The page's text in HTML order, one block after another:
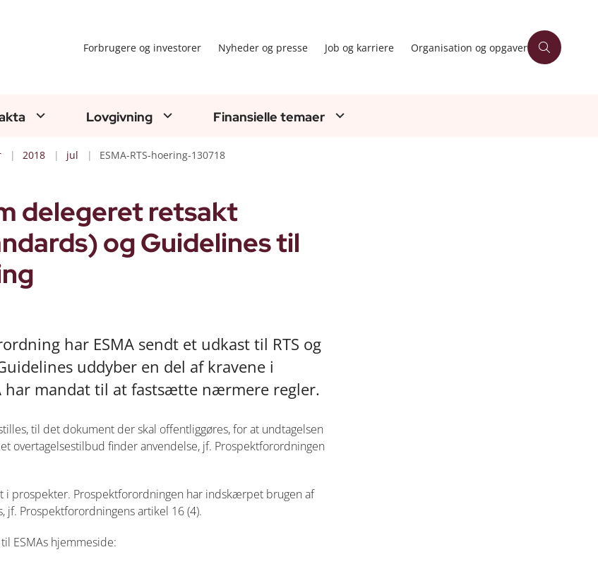
Forbrugere og investorer Nyheder og presse Job og karriere Organisation og opgaver
Lovgivning Finansielle temaer
2018 jul ESMA-RTS-hoering-130718
delegeret retsakt
og Guidelines til
har ESMA sendt et udkast til RTS og
uddyber en del af kravene i
har mandat til at fastsætte nærmere regler.
til det dokument der skal offentliggøres, for at undtagelsen
overtagelsestilbud finder anvendelse, jf. Prospektforordningen
i prospekter. Prospektforordningen har indskærpet brugen af
Prospektforordningens artikel 16 (4).
ESMAs hjemmeside: